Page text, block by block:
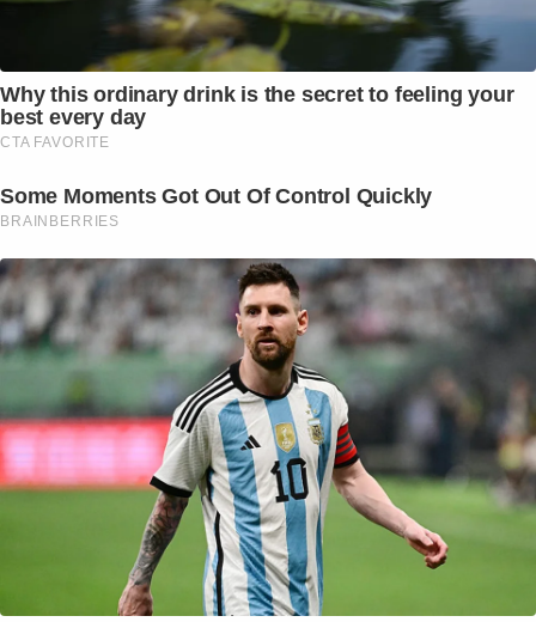
Why this ordinary drink is the secret to feeling your
best every day
CTA FAVORITE
Some Moments Got Out Of Control Quickly
BRAINBERRIES